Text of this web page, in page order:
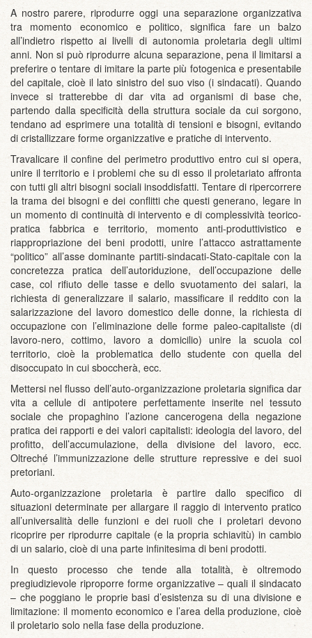
A nostro parere, riprodurre oggi una separazione organizzativa
tra momento economico e politico, significa fare un balzo
all’indietro rispetto ai livelli di autonomia proletaria degli ultimi
anni. Non si può riprodurre alcuna separazione, pena il limitarsi a
preferire o tentare di imitare la parte più fotogenica e presentabile
del capitale, cioè il lato sinistro del suo viso (i sindacati). Quando
invece si tratterebbe di dar vita ad organismi di base che,
partendo dalla specificità della struttura sociale da cui sorgono,
tendano ad esprimere una totalità di tensioni e bisogni, evitando
di cristallizzare forme organizzative e pratiche di intervento.
Travalicare il confine del perimetro produttivo entro cui si opera,
unire il territorio e i problemi che su di esso il proletariato affronta
con tutti gli altri bisogni sociali insoddisfatti. Tentare di ripercorrere
la trama dei bisogni e dei conflitti che questi generano, legare in
un momento di continuità di intervento e di complessività teorico-
pratica fabbrica e territorio, momento anti-produttivistico e
riappropriazione dei beni prodotti, unire l’attacco astrattamente
“politico” all’asse dominante partiti-sindacati-Stato-capitale con la
concretezza pratica dell’autoriduzione, dell’occupazione delle
case, col rifiuto delle tasse e dello svuotamento dei salari, la
richiesta di generalizzare il salario, massificare il reddito con la
salarizzazione del lavoro domestico delle donne, la richiesta di
occupazione con l’eliminazione delle forme paleo-capitaliste (di
lavoro-nero, cottimo, lavoro a domicilio) unire la scuola col
territorio, cioè la problematica dello studente con quella del
disoccupato in cui sboccherà, ecc.
Mettersi nel flusso dell’auto-organizzazione proletaria significa dar
vita a cellule di antipotere perfettamente inserite nel tessuto
sociale che propaghino l’azione cancerogena della negazione
pratica dei rapporti e dei valori capitalisti: ideologia del lavoro, del
profitto, dell’accumulazione, della divisione del lavoro, ecc.
Oltreché l’immunizzazione delle strutture repressive e dei suoi
pretoriani.
Auto-organizzazione proletaria è partire dallo specifico di
situazioni determinate per allargare il raggio di intervento pratico
all’universalità delle funzioni e dei ruoli che i proletari devono
ricoprire per riprodurre capitale (e la propria schiavitù) in cambio
di un salario, cioè di una parte infinitesima di beni prodotti.
In questo processo che tende alla totalità, è oltremodo
pregiudizievole riproporre forme organizzative – quali il sindacato
– che poggiano le proprie basi d’esistenza su di una divisione e
limitazione: il momento economico e l’area della produzione, cioè
il proletario solo nella fase della produzione.